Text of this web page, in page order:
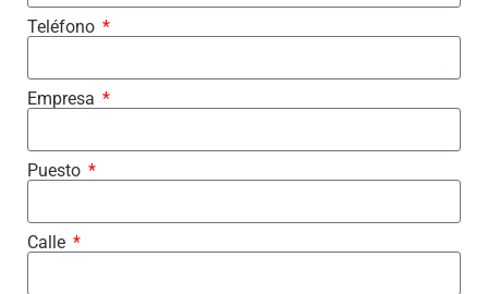
Teléfono
Empresa
Puesto
Calle